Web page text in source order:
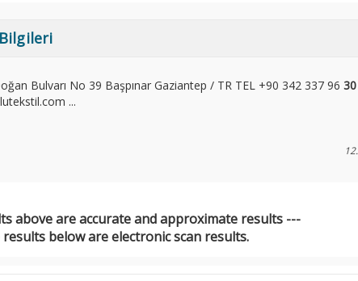
Bulvarı No 39 Başpınar Gaziantep / TR TEL +90 342 337 96 30
...
above are accurate and approximate results ---
results below are electronic scan results.